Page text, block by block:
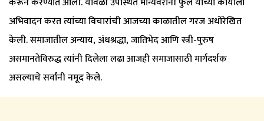
अभिवादन करत त्यांच्या विचारांची आजच्या काळातील गरज अधोरेखित
केली. समाजातील अन्याय, अंधश्रद्धा, जातिभेद आणि स्त्री-पुरुष
असमानतेविरुद्ध त्यांनी दिलेला लढा आजही समाजासाठी मार्गदर्शक
असल्याचे सर्वांनी नमूद केले.